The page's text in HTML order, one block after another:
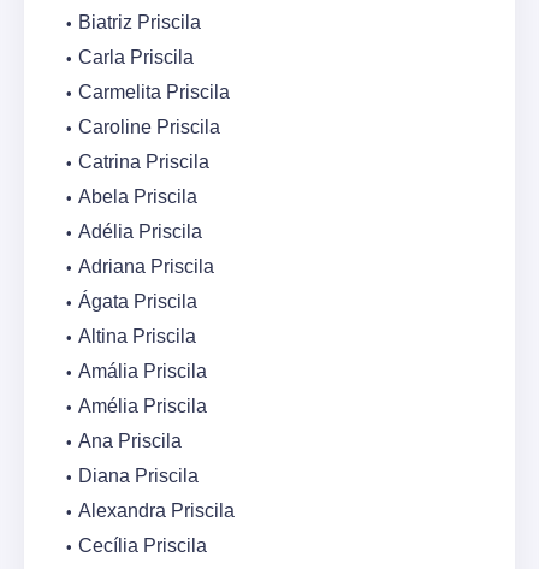
Biatriz Priscila
Carla Priscila
Carmelita Priscila
Caroline Priscila
Catrina Priscila
Abela Priscila
Adélia Priscila
Adriana Priscila
Ágata Priscila
Altina Priscila
Amália Priscila
Amélia Priscila
Ana Priscila
Diana Priscila
Alexandra Priscila
Cecília Priscila